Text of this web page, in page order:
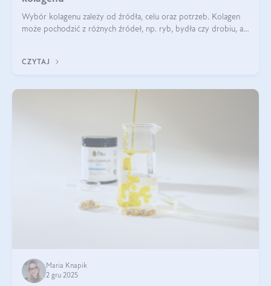
Wybór kolagenu zależy od źródła, celu oraz potrzeb. Kolagen
może pochodzić z różnych źródeł, np. ryb, bydła czy drobiu, a
bydlęcy.
CZYTAJ
Maria Knapik
2 gru 2025